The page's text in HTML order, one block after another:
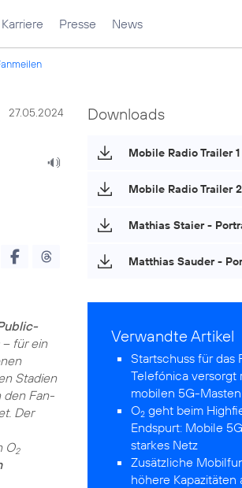
Karriere Presse News
27.05.2024
für ein
Stadien
den Fan-
Der
O2
Downloads
Mobile Radio Trailer 1
Mobile Radio Trailer 2
Mathias Staier -
Matthias Sauder -
Verwandte Artikel
Startschuss für
Telefónica versorgt
mobilen 5G-Masten
O2 geht beim
Endspurt: Mobile
starkes Netz
Zusätzliche
höhere Kapazitäten